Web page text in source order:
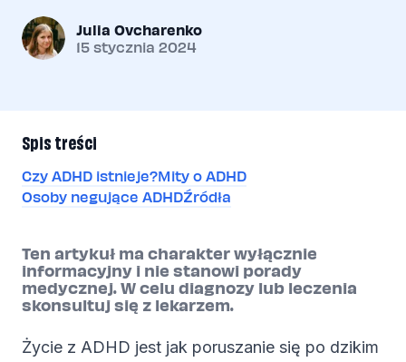
Julia Ovcharenko
15 stycznia 2024
Spis treści
Czy ADHD istnieje?Mity o ADHD
Osoby negujące ADHDŹródła
Ten artykuł ma charakter wyłącznie
informacyjny i nie stanowi porady
medycznej. W celu diagnozy lub leczenia
skonsultuj się z lekarzem.
Życie z ADHD jest jak poruszanie się po dzikim